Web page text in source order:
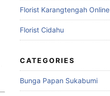
Florist Karangtengah Online
Florist Cidahu
CATEGORIES
Bunga Papan Sukabumi